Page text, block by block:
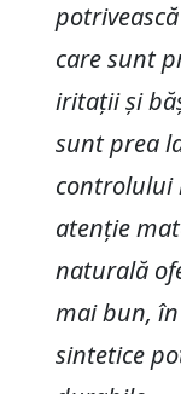
care sunt
iritații și
sunt prea
controlului
atenție
naturală
mai bun,
sintetice